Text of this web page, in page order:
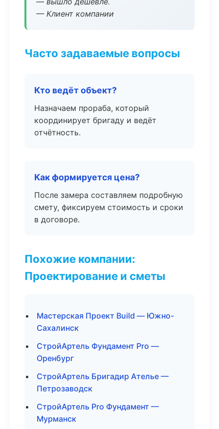
— Клиент компании
Часто задаваемые вопросы
Кто ведёт объект?
Назначаем прораба, который
координирует бригаду и ведёт
отчётность.
Как формируется цена?
После замера составляем подробную
смету, фиксируем стоимость и сроки
в договоре.
Похожие компании:
Проектирование и сметы
Мастерская Проект Build — Южно-
Сахалинск
СтройАртель Фундамент Pro —
Оренбург
СтройАртель Бригадир Ателье —
Петрозаводск
СтройАртель Pro Фундамент —
Мурманск